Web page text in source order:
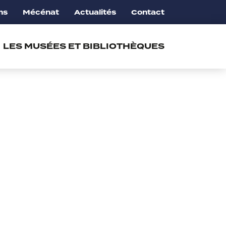
Mécénat Actualités Contact
LES MUSÉES ET BIBLIOTHÈQUES